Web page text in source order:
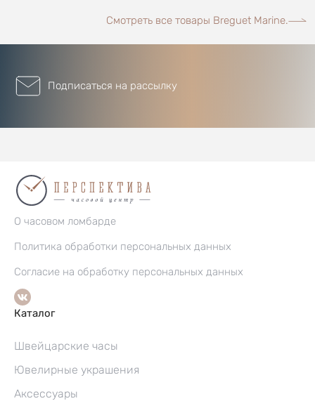
Смотреть все товары Breguet Marine.
Подписаться на рассылку
О часовом ломбарде
Политика обработки персональных данных
Согласие на обработку персональных данных
Каталог
Швейцарские часы
Ювелирные украшения
Аксессуары